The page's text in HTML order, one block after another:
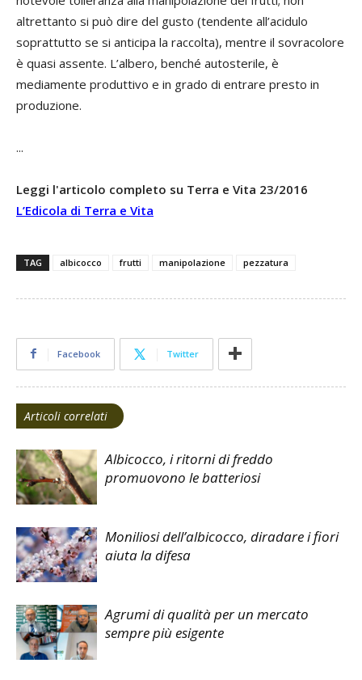
altrettanto si può dire del gusto (tendente all’acidulo
soprattutto se si anticipa la raccolta), mentre il sovracolore
è quasi assente. L’albero, benché autosterile, è
mediamente produttivo e in grado di entrare presto in
produzione.
...
Leggi l'articolo completo su Terra e Vita 23/2016
L’Edicola di Terra e Vita
TAG albicocco frutti manipolazione pezzatura
Facebook Twitter
Articoli correlati
Albicocco, i ritorni di freddo
promuovono le batteriosi
Moniliosi dell’albicocco, diradare i fiori
aiuta la difesa
Agrumi di qualità per un mercato
sempre più esigente